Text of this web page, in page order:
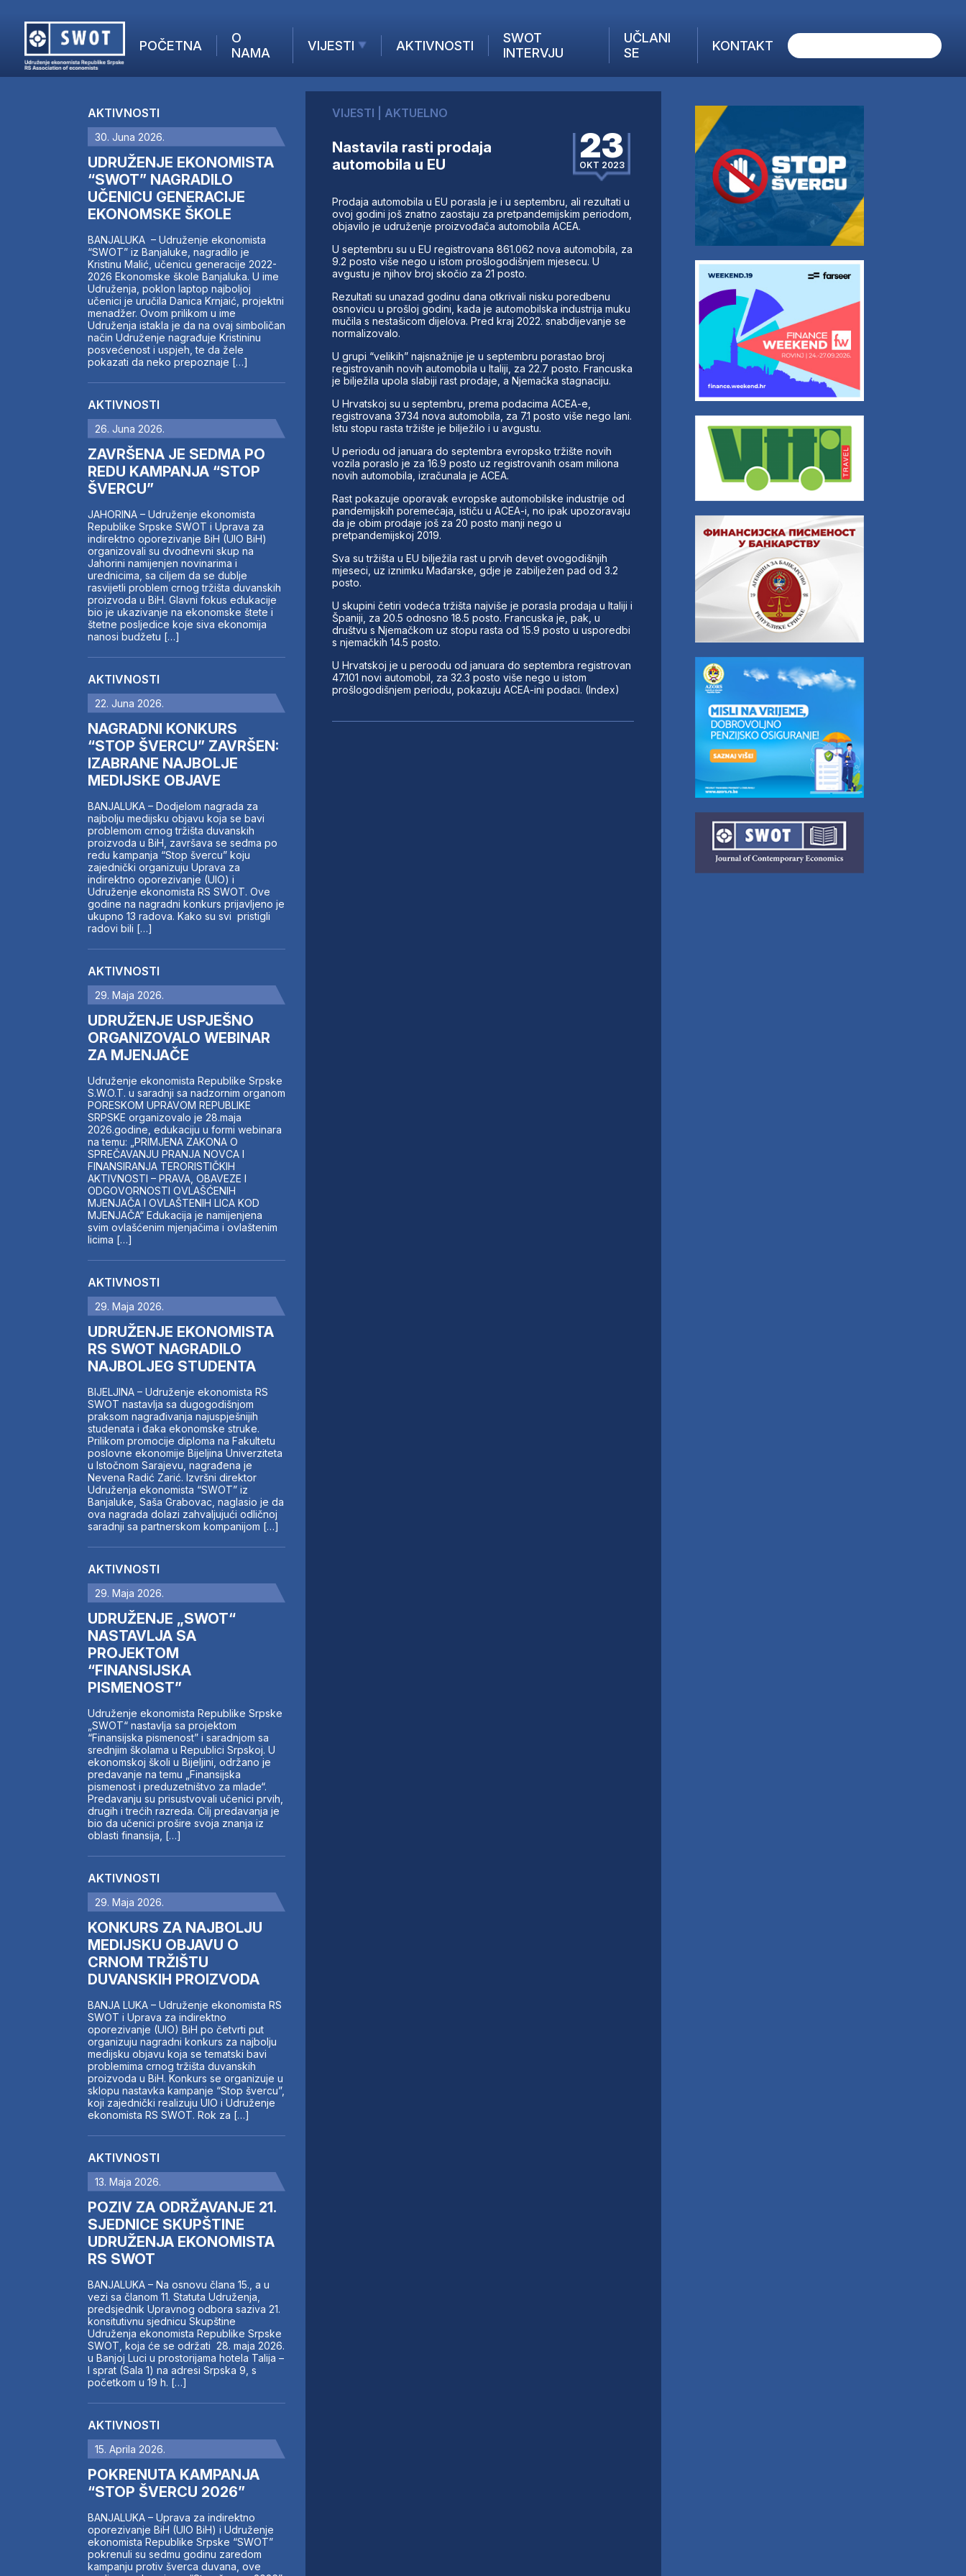
POČETNA
O
NAMA
VIJESTI
AKTUELNO
KOMPANIJE
FINANSIJE
IZ STRANIH MEDIJA
AKTIVNOSTI
SWOT
INTERVJU
UČLANI
SE
KONTAKT
AKTUELNO
ANALIZE
KOMPANIJE
FINANSIJE
IZ STRANIH MEDIJA
AKTIVNOSTI
SWOT INTERVJU
UČLANI SE
KONTAKT
AKTIVNOSTI
30. Juna 2026.
UDRUŽENJE EKONOMISTA
“SWOT” NAGRADILO
UČENICU GENERACIJE
EKONOMSKE ŠKOLE
BANJALUKA – Udruženje ekonomista
“SWOT” iz Banjaluke, nagradilo je
Kristinu Malić, učenicu generacije 2022-
2026 Ekonomske škole Banjaluka. U ime
Udruženja, poklon laptop najboljoj
učenici je uručila Danica Krnjaić, projektni
menadžer. Ovom prilikom u ime
Udruženja istakla je da na ovaj simboličan
način Udruženje nagrađuje Kristininu
posvećenost i uspjeh, te da žele
pokazati da neko prepoznaje […]
AKTIVNOSTI
26. Juna 2026.
ZAVRŠENA JE SEDMA PO
REDU KAMPANJA “STOP
ŠVERCU”
JAHORINA – Udruženje ekonomista
Republike Srpske SWOT i Uprava za
indirektno oporezivanje BiH (UIO BiH)
organizovali su dvodnevni skup na
Jahorini namijenjen novinarima i
urednicima, sa ciljem da se dublje
rasvijetli problem crnog tržišta duvanskih
proizvoda u BiH. Glavni fokus edukacije
bio je ukazivanje na ekonomske štete i
štetne posljedice koje siva ekonomija
nanosi budžetu […]
AKTIVNOSTI
22. Juna 2026.
NAGRADNI KONKURS
“STOP ŠVERCU” ZAVRŠEN:
IZABRANE NAJBOLJE
MEDIJSKE OBJAVE
BANJALUKA – Dodjelom nagrada za
najbolju medijsku objavu koja se bavi
problemom crnog tržišta duvanskih
proizvoda u BiH, završava se sedma po
redu kampanja “Stop švercu” koju
zajednički organizuju Uprava za
indirektno oporezivanje (UIO) i
Udruženje ekonomista RS SWOT. Ove
godine na nagradni konkurs prijavljeno je
ukupno 13 radova. Kako su svi pristigli
radovi bili […]
AKTIVNOSTI
29. Maja 2026.
UDRUŽENJE USPJEŠNO
ORGANIZOVALO WEBINAR
ZA MJENJAČE
Udruženje ekonomista Republike Srpske
S.W.O.T. u saradnji sa nadzornim organom
PORESKOM UPRAVOM REPUBLIKE
SRPSKE organizovalo je 28.maja
2026.godine, edukaciju u formi webinara
na temu: „PRIMJENA ZAKONA O
SPREČAVANJU PRANJA NOVCA I
FINANSIRANJA TERORISTIČKIH
AKTIVNOSTI – PRAVA, OBAVEZE I
ODGOVORNOSTI OVLAŠĆENIH
MJENJAČA I OVLAŠTENIH LICA KOD
MJENJAČA“ Edukacija je namijenjena
svim ovlašćenim mjenjačima i ovlaštenim
licima […]
AKTIVNOSTI
29. Maja 2026.
UDRUŽENJE EKONOMISTA
RS SWOT NAGRADILO
NAJBOLJEG STUDENTA
BIJELJINA – Udruženje ekonomista RS
SWOT nastavlja sa dugogodišnjom
praksom nagrađivanja najuspješnijih
studenata i đaka ekonomske struke.
Prilikom promocije diploma na Fakultetu
poslovne ekonomije Bijeljina Univerziteta
u Istočnom Sarajevu, nagrađena je
Nevena Radić Zarić. Izvršni direktor
Udruženja ekonomista “SWOT” iz
Banjaluke, Saša Grabovac, naglasio je da
ova nagrada dolazi zahvaljujući odličnoj
saradnji sa partnerskom kompanijom […]
AKTIVNOSTI
29. Maja 2026.
UDRUŽENJE „SWOT“
NASTAVLJA SA
PROJEKTOM
“FINANSIJSKA
PISMENOST”
Udruženje ekonomista Republike Srpske
„SWOT“ nastavlja sa projektom
“Finansijska pismenost” i saradnjom sa
srednjim školama u Republici Srpskoj. U
ekonomskoj školi u Bijeljini, održano je
predavanje na temu „Finansijska
pismenost i preduzetništvo za mlade“.
Predavanju su prisustvovali učenici prvih,
drugih i trećih razreda. Cilj predavanja je
bio da učenici prošire svoja znanja iz
oblasti finansija, […]
AKTIVNOSTI
29. Maja 2026.
KONKURS ZA NAJBOLJU
MEDIJSKU OBJAVU O
CRNOM TRŽIŠTU
DUVANSKIH PROIZVODA
BANJA LUKA – Udruženje ekonomista RS
SWOT i Uprava za indirektno
oporezivanje (UIO) BiH po četvrti put
organizuju nagradni konkurs za najbolju
medijsku objavu koja se tematski bavi
problemima crnog tržišta duvanskih
proizvoda u BiH. Konkurs se organizuje u
sklopu nastavka kampanje “Stop švercu”,
koji zajednički realizuju UIO i Udruženje
ekonomista RS SWOT. Rok za […]
AKTIVNOSTI
13. Maja 2026.
POZIV ZA ODRŽAVANJE 21.
SJEDNICE SKUPŠTINE
UDRUŽENJA EKONOMISTA
RS SWOT
BANJALUKA – Na osnovu člana 15., a u
vezi sa članom 11. Statuta Udruženja,
predsjednik Upravnog odbora saziva 21.
konsitutivnu sjednicu Skupštine
Udruženja ekonomista Republike Srpske
SWOT, koja će se održati 28. maja 2026.
u Banjoj Luci u prostorijama hotela Talija –
I sprat (Sala 1) na adresi Srpska 9, s
početkom u 19 h. […]
AKTIVNOSTI
15. Aprila 2026.
POKRENUTA KAMPANJA
“STOP ŠVERCU 2026”
BANJALUKA – Uprava za indirektno
oporezivanje BiH (UIO BiH) i Udruženje
ekonomista Republike Srpske “SWOT”
pokrenuli su sedmu godinu zaredom
kampanju protiv šverca duvana, ove
VIJESTI AKTUELNO
Nastavila rasti prodaja
automobila u EU
23
OKT 2023
Prodaja automobila u EU porasla je i u septembru, ali rezultati u
ovoj godini još znatno zaostaju za pretpandemijskim periodom,
objavilo je udruženje proizvođača automobila ACEA.
U septembru su u EU registrovana 861.062 nova automobila, za
9.2 posto više nego u istom prošlogodišnjem mjesecu. U
avgustu je njihov broj skočio za 21 posto.
Rezultati su unazad godinu dana otkrivali nisku poredbenu
osnovicu u prošloj godini, kada je automobilska industrija muku
mučila s nestašicom dijelova. Pred kraj 2022. snabdijevanje se
normalizovalo.
U grupi “velikih” najsnažnije je u septembru porastao broj
registrovanih novih automobila u Italiji, za 22.7 posto. Francuska
je bilježila upola slabiji rast prodaje, a Njemačka stagnaciju.
U Hrvatskoj su u septembru, prema podacima ACEA-e,
registrovana 3734 nova automobila, za 7.1 posto više nego lani.
Istu stopu rasta tržište je bilježilo i u avgustu.
U periodu od januara do septembra evropsko tržište novih
vozila poraslo je za 16.9 posto uz registrovanih osam miliona
novih automobila, izračunala je ACEA.
Rast pokazuje oporavak evropske automobilske industrije od
pandemijskih poremećaja, ističu u ACEA-i, no ipak upozoravaju
da je obim prodaje još za 20 posto manji nego u
pretpandemijskoj 2019.
Sva su tržišta u EU bilježila rast u prvih devet ovogodišnjih
mjeseci, uz iznimku Mađarske, gdje je zabilježen pad od 3.2
posto.
U skupini četiri vodeća tržišta najviše je porasla prodaja u Italiji i
Španiji, za 20.5 odnosno 18.5 posto. Francuska je, pak, u
društvu s Njemačkom uz stopu rasta od 15.9 posto u usporedbi
s njemačkih 14.5 posto.
U Hrvatskoj je u peroodu od januara do septembra registrovan
47.101 novi automobil, za 32.3 posto više nego u istom
prošlogodišnjem periodu, pokazuju ACEA-ini podaci. (Index)